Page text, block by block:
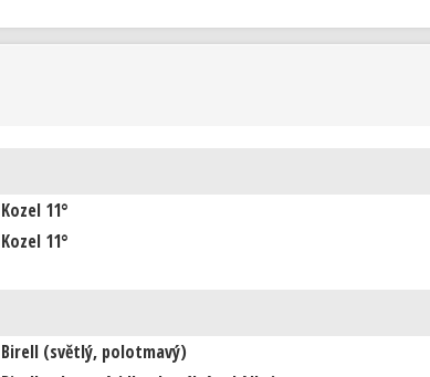
Kozel 11°
Kozel 11°
Birell (světlý, polotmavý)